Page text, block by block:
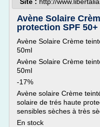
Avène Solaire
protection SPF 50+
Avène Solaire Crème
50ml
Avène Solaire Crème
50ml
-17%
Avène solaire Crème
solaire de trés haute
sensibles sèches à très
En stock